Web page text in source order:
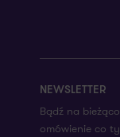
NEWSLETTER
Bądź na
omówienie co